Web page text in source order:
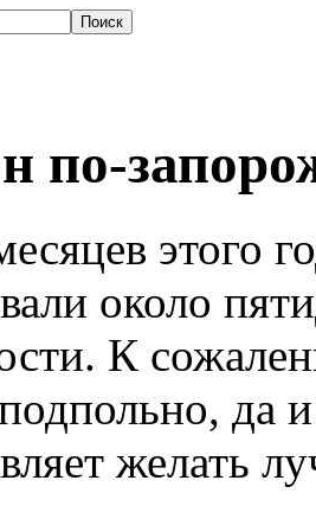
по-
этого
около
К
да
желать